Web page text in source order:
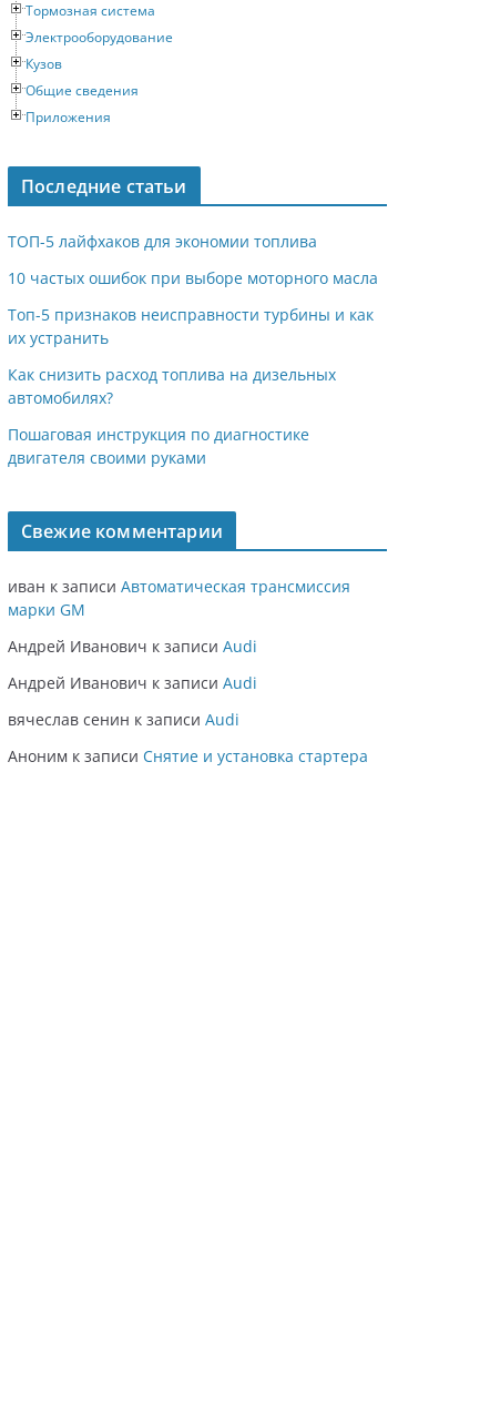
Тормозная система
Электрооборудование
Кузов
Общие сведения
Приложения
Последние статьи
ТОП-5 лайфхаков для экономии топлива
10 частых ошибок при выборе моторного масла
Топ-5 признаков неисправности турбины и как
их устранить
Как снизить расход топлива на дизельных
автомобилях?
Пошаговая инструкция по диагностике
двигателя своими руками
Свежие комментарии
иван к записи Автоматическая трансмиссия
марки GM
Андрей Иванович к записи Audi
Андрей Иванович к записи Audi
вячеслав сенин к записи Audi
Аноним к записи Снятие и установка стартера